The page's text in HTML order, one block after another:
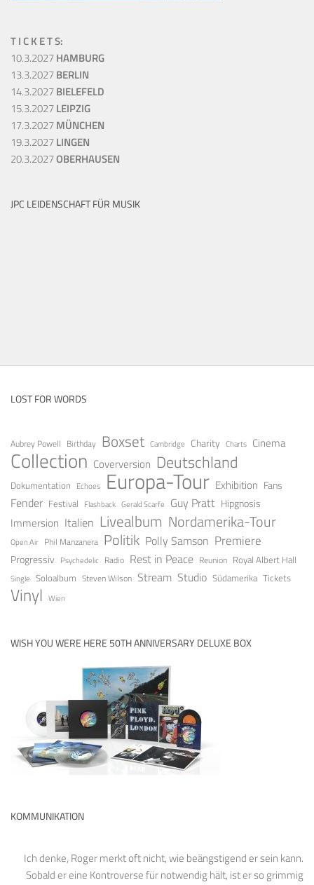
T I C K E T S:
10.3.2027HAMBURG
13.3.2027BERLIN
14.3.2027BIELEFELD
15.3.2027LEIPZIG
17.3.2027MÜNCHEN
19.3.2027LINGEN
20.3.2027OBERHAUSEN
JPC LEIDENSCHAFT FÜR MUSIK
LOST FOR WORDS
Aubrey Powell Birthday Boxset Cambridge Charity Charts Cinema
Collection Coverversion Deutschland
Dokumentation Echoes Europa-Tour Exhibition Fans
Fender Festival Flashback Gerald Scarfe Guy Pratt Hipgnosis
Immersion Italien Livealbum Nordamerika-Tour
Open Air Phil Manzanera Politik Polly Samson Premiere
Progressiv Psychedelic Radio Rest in Peace Reunion Royal Albert Hall
Single Soloalbum Steven Wilson Stream Studio Südamerika Tickets
Vinyl Wien
WISH YOU WERE HERE 50TH ANNIVERSARY DELUXE BOX
KOMMUNIKATION
Ich denke, Roger merkt oft nicht, wie beängstigend er sein kann.
Sobald er eine Kontroverse für notwendig hält, ist er so grimmig